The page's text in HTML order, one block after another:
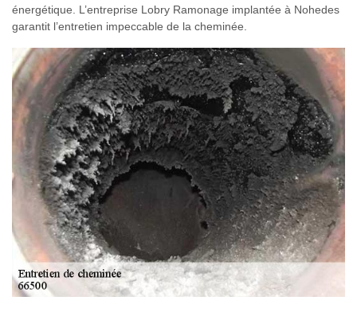
énergétique. L’entreprise Lobry Ramonage implantée à Nohedes
garantit l’entretien impeccable de la cheminée.